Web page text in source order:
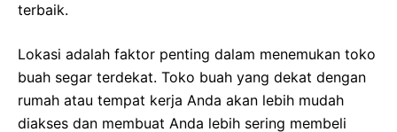
terbaik.
Lokasi adalah faktor penting dalam menemukan toko
buah segar terdekat. Toko buah yang dekat dengan
rumah atau tempat kerja Anda akan lebih mudah
diakses dan membuat Anda lebih sering membeli